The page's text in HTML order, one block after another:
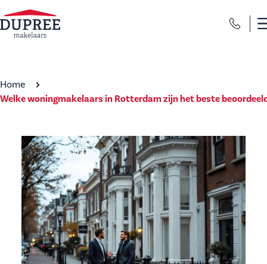
Home
Welke woningmakelaars in Rotterdam zijn het beste